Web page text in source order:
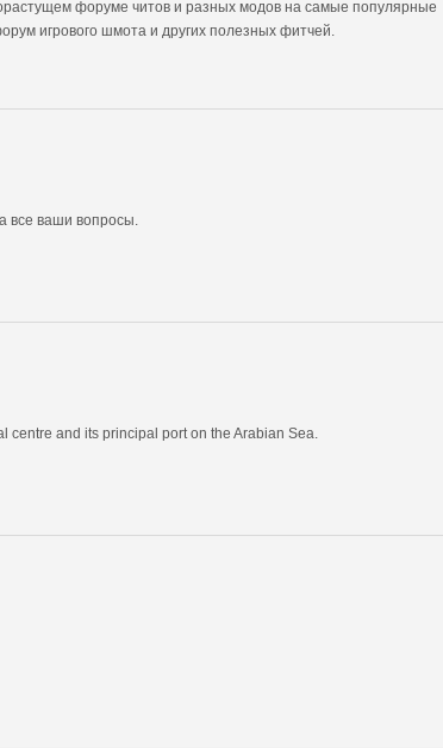
форуме читов и разных модов на самые популярные
игрового шмота и других полезных фитчей.
все ваши вопросы.
centre and its principal port on the Arabian Sea.